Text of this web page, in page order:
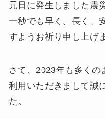
元日に発生しました震
一秒でも早く、長く、
すようお祈り申し上げ
さて、2023年も多くの
利用いただきまして誠
た。